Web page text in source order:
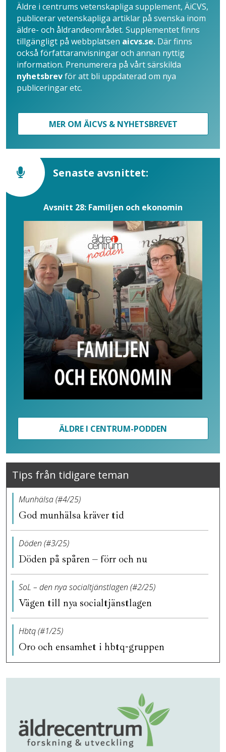
Äldre i centrums vetenskapliga supplement, ÄiCVS,
publicerar vetenskapliga artiklar på svenska inom
äldre- och åldrandeområdet. Supplementet finns
tillgängligt på webbplatsen aicvs.se. Där finns
också författaranvisningar och annan nyttig
information. Prenumerera på vårt särskilda
nyhetsbrevför att bli uppdaterad om nya
publiceringar etc.
MER OM ÄICVS & NYHETSBREVET
Senaste avsnittet:
Avsnitt 28: Familjen och ekonomin
ÄLDRE I CENTRUM-PODDEN
Tips från tidigare teman
Munhälsa (#4/25)
God munhälsa kräver tid
Döden (#3/25)
Döden på spåren – förr och nu
SoL – den nya socialtjänstlagen (#2/25)
Vägen till nya socialtjänstlagen
Hbtq (#1/25)
Oro och ensamhet i hbtq-gruppen